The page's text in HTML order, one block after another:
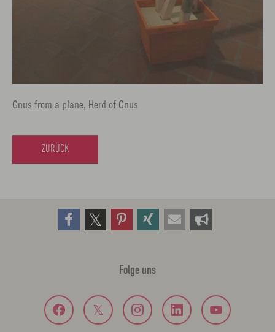
Gnus from a plane, Herd of Gnus
ZURÜCK
Folge uns